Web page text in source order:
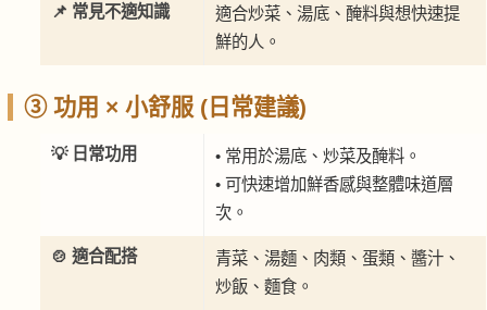
📌 常見不適知識
適合炒菜、湯底、醃料與想快速提
鮮的人。
③ 功用 × 小舒服 (日常建議)
💡 日常功用
• 常用於湯底、炒菜及醃料。
• 可快速增加鮮香感與整體味道層
次。
🍲 適合配搭
青菜、湯麵、肉類、蛋類、醬汁、
炒飯、麵食。